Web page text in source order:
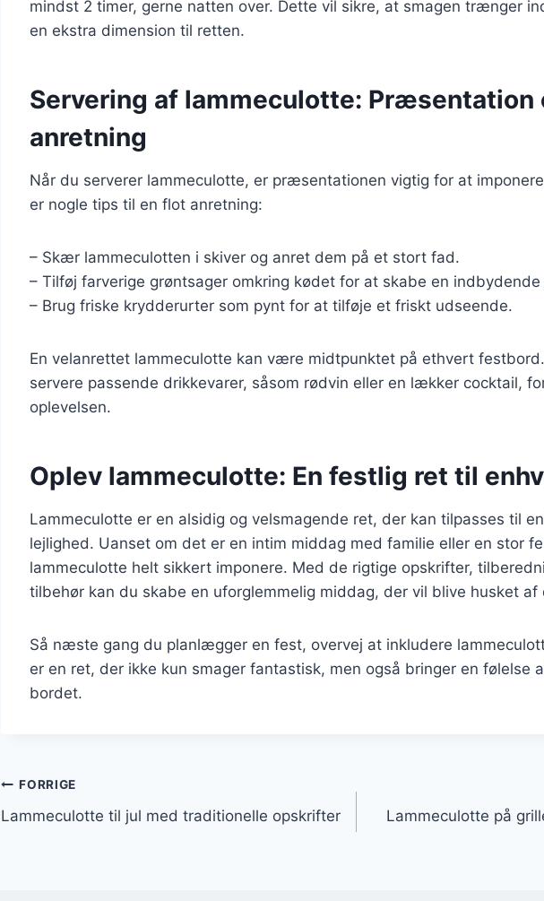
mindst 2 timer, gerne natten over. Dette vil sikre, at smagen trænger
en ekstra dimension til retten.
Servering af lammeculotte: Præsentation
anretning
Når du serverer lammeculotte, er præsentationen vigtig for at
er nogle tips til en flot anretning:
– Skær lammeculotten i skiver og anret dem på et stort fad.
– Tilføj farverige grøntsager omkring kødet for at skabe en
– Brug friske krydderurter som pynt for at tilføje et friskt udseende.
En velanrettet lammeculotte kan være midtpunktet på ethvert
servere passende drikkevarer, såsom rødvin eller en lækker cocktail,
oplevelsen.
Oplev lammeculotte: En festlig ret til
Lammeculotte er en alsidig og velsmagende ret, der kan tilpasses til
lejlighed. Uanset om det er en intim middag med familie eller en stor
lammeculotte helt sikkert imponere. Med de rigtige opskrifter,
tilbehør kan du skabe en uforglemmelig middag, der vil blive husket
Så næste gang du planlægger en fest, overvej at inkludere
er en ret, der ikke kun smager fantastisk, men også bringer en følelse
bordet.
Indlægsnavigation
FORRIGE
Lammeculotte til jul med traditionelle opskrifter
Lammeculotte på